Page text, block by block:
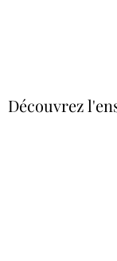
Découvrez